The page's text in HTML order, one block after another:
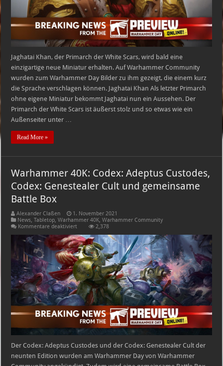
Jaghatai Khan, der Primarch der White Scars, wird bald eine
einzigartige neue Miniatur erhalten. Auf Warhammer Community
wurden zum Warhammer Day Bilder zu ihm gezeigt, die einem kurz
die Sprache verschlagen können. Jaghatai Khan Als letzter Primarch
ohne eigene Miniatur bekommt Jaghatai nun ein Aussehen. Der
Primarch der White Scars ist äußerst stolz und so etwas wie ein
Außenseiter unter …
Read More »
Warhammer 40K: Codex: Adeptus Custodes,
Codex: Genestealer Cult und gemeinsame
Battle Box
Alexander Claßen
1. November 2021
News,Tabletop,Warhammer 40K,Warhammer Community
Kommentare deaktiviertfür
40K:
Codex:
Adeptus
Custodes,
Codex:
Genestealer
Cult
und
gemeinsame
Battle
Box
2,378
Der Codex: Adeptus Custodes und der Codex: Genestealer Cult der
neunten Edition wurden am Warhammer Day von Warhammer